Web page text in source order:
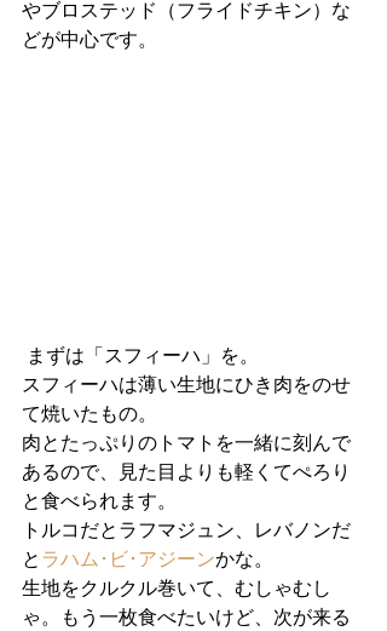
やブロステッド（フライドチキン）な
どが中心です。
まずは「スフィーハ」を。
スフィーハは薄い生地にひき肉をのせ
て焼いたもの。
肉とたっぷりのトマトを一緒に刻んで
あるので、見た目よりも軽くてぺろり
と食べられます。
トルコだとラフマジュン、レバノンだ
とラハム･ビ･アジーンかな。
生地をクルクル巻いて、むしゃむし
ゃ。もう一枚食べたいけど、次が来る